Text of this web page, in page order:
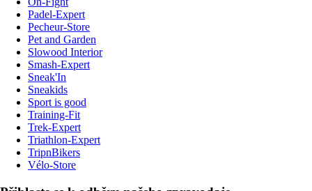
Padel-Expert
Pecheur-Store
Pet and Garden
Slowood Interior
Smash-Expert
Sneak'In
Sneakids
Sport is good
Training-Fit
Trek-Expert
Triathlon-Expert
TripnBikers
Vélo-Store